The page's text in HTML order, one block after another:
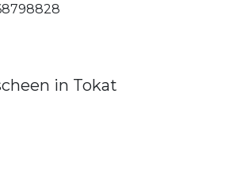
in Tokat